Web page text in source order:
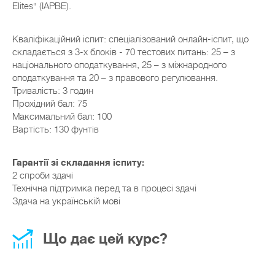
Elites" (IAPBE).
Кваліфікаційний іспит: спеціалізований онлайн-іспит, що
складається з 3-х блоків - 70 тестових питань: 25 – з
національного оподаткування, 25 – з міжнародного
оподаткування та 20 – з правового регулювання.
Тривалість: 3 годин
Прохідний бал: 75
Максимальний бал: 100
Вартість: 130 фунтів
Гарантії зі складання іспиту:
2 спроби здачі
Технічна підтримка перед та в процесі здачі
Здача на українській мові
Що дає цей курс?